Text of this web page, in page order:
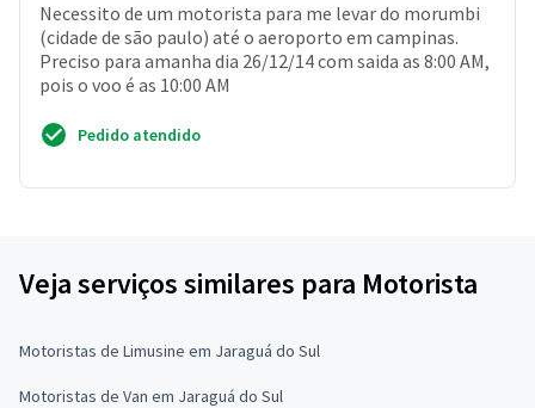
Necessito de um motorista para me levar do morumbi
(cidade de são paulo) até o aeroporto em campinas.
Preciso para amanha dia 26/12/14 com saida as 8:00 AM,
pois o voo é as 10:00 AM
Pedido atendido
Veja serviços similares para Motorista
Motoristas de Limusine em Jaraguá do Sul
Motoristas de Van em Jaraguá do Sul